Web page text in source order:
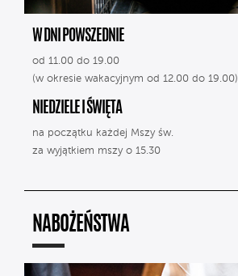
W DNI POWSZEDNIE
od 11.00 do 19.00
(w okresie wakacyjnym od 12.00 do 19.00)
NIEDZIELE I ŚWIĘTA
na początku każdej Mszy św.
za wyjątkiem mszy o 15.30
NABOŻEŃSTWA